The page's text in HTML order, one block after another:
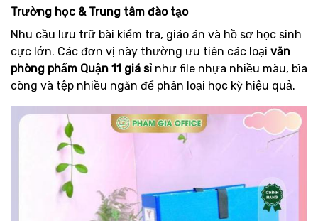
Trường học & Trung tâm đào tạo
Nhu cầu lưu trữ bài kiểm tra, giáo án và hồ sơ học sinh
cực lớn. Các đơn vị này thường ưu tiên các loại văn
phòng phẩm Quận 11 giá sỉ như file nhựa nhiều màu, bìa
còng và tệp nhiều ngăn để phân loại học kỳ hiệu quả.